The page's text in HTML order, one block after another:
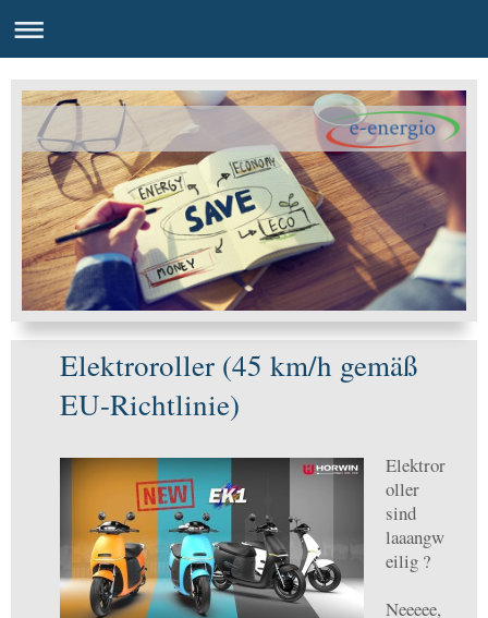
Elektroroller (45 km/h gemäß
EU-Richtlinie)
Elektror
oller
sind
laaangw
eilig ?
Neeeee,